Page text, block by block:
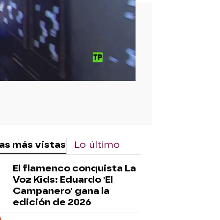
más vistas Lo último
El flamenco conquista La
Voz Kids: Eduardo 'El
Campanero' gana la
edición de 2026